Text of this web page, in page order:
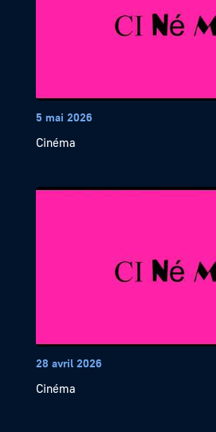
5 mai 2026
Cinéma
28 avril 2026
Cinéma